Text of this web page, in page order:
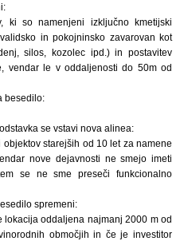
ki so namenjeni izključno kmetijski
in pokojninsko zavarovan kot
silos, kozolec ipd.) in postavitev
vendar le v oddaljenosti do 50m od
besedilo:
se vstavi nova alinea:
starejših od 10 let za namene
nove dejavnosti ne smejo imeti
se ne sme preseči funkcionalno
spremeni:
lokacija oddaljena najmanj 2000 m od
območjih in če je investitor